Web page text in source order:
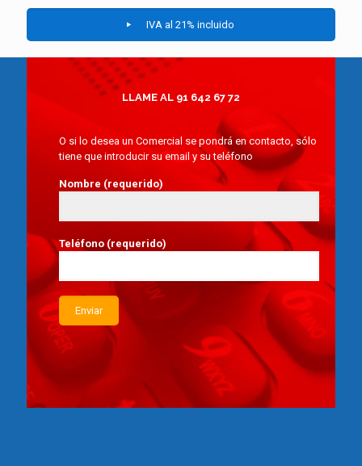
IVA al 21% incluido
LLAME AL 91 642 67 72
O si lo desea un Comercial se pondrá en contacto, sólo
tiene que introducir su email y su teléfono
Nombre (requerido)
Teléfono (requerido)